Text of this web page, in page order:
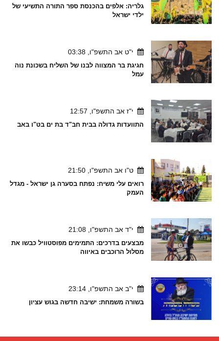
גלריה: אלפים בהכנסת ספר התורה התשיעי של
ילדי ישראל
י"ט אב התשפ"ו, 03:38
חגיגת בר המצווה לבנו של השליח בשכונת נוה
עמל
י"ז אב התשפ"ו, 12:57
התוועדות גדולה בבית חב"ד בת ים בט"ו באב
ט"ו אב התשפ"ו, 21:50
רואים עלי משיח: נפתח בסערה גן ישראל - מגדל
העמק
י"ד אב התשפ"ו, 21:08
מבצעים בדרכים: התמימים מפוסטוויל כבשו את
מסלול הרוכבים באיווה
י"ב אב התשפ"ו, 23:14
בשורה משמחת: ישיבה חדשה בגוש עציון